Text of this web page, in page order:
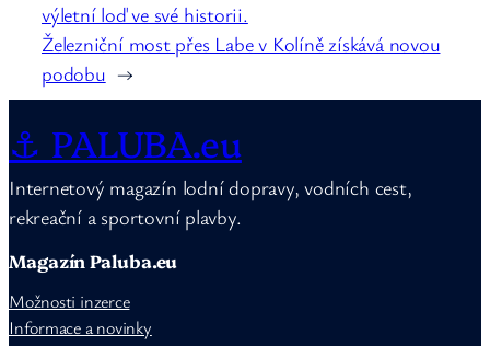
výletní loď ve své historii.
Železniční most přes Labe v Kolíně získává novou
podobu →
⚓ PALUBA.eu
Internetový magazín lodní dopravy, vodních cest,
rekreační a sportovní plavby.
Magazín Paluba.eu
Možnosti inzerce
Informace a novinky